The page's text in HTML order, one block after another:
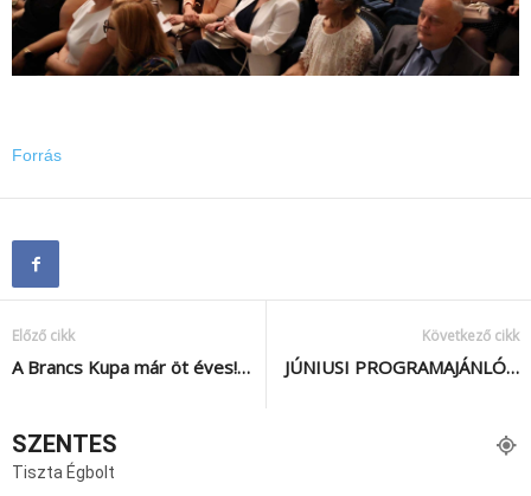
Forrás
Előző cikk
A Brancs Kupa már öt éves!…
Következő cikk
JÚNIUSI PROGRAMAJÁNLÓ…
SZENTES
Tiszta Égbolt